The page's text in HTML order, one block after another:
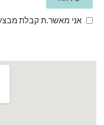
אני מאשר.ת קבלת